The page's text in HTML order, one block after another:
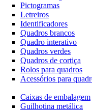
Pictogramas
Letreiros
Identificadores
Quadros brancos
Quadro interativo
Quadros verdes
Quadros de cortiça
Rolos para quadros
Acessórios para
Caixas de embalagem
Guilhotina metálica